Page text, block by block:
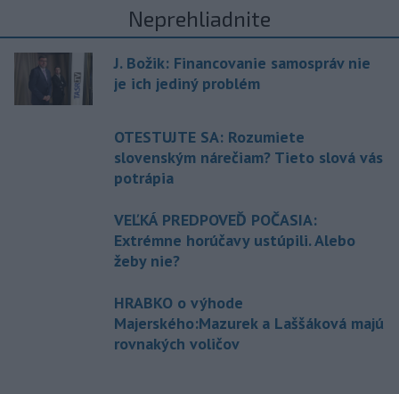
Neprehliadnite
J. Božik: Financovanie samospráv nie
je ich jediný problém
OTESTUJTE SA: Rozumiete
slovenským nárečiam? Tieto slová vás
potrápia
VEĽKÁ PREDPOVEĎ POČASIA:
Extrémne horúčavy ustúpili. Alebo
žeby nie?
HRABKO o výhode
Majerského:Mazurek a Laššáková majú
rovnakých voličov